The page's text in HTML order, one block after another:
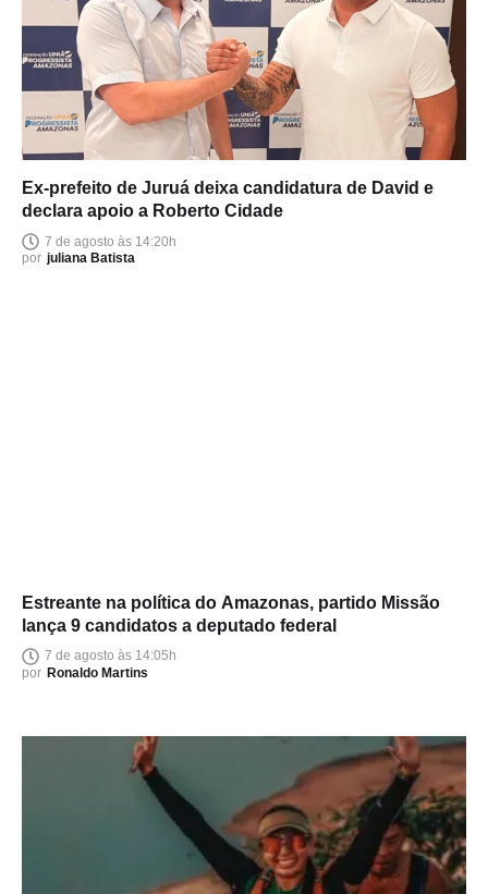
Ex-prefeito de Juruá deixa candidatura de David e
declara apoio a Roberto Cidade
7 de agosto às 14:20h
por juliana Batista
Estreante na política do Amazonas, partido Missão
lança 9 candidatos a deputado federal
7 de agosto às 14:05h
por Ronaldo Martins